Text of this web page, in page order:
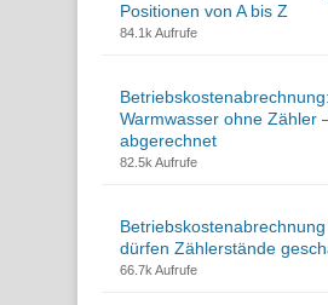
Positionen von A bis Z
84.1k Aufrufe
Warmwasser ohne Zähler
abgerechnet
82.5k Aufrufe
dürfen Zählerstände
66.7k Aufrufe